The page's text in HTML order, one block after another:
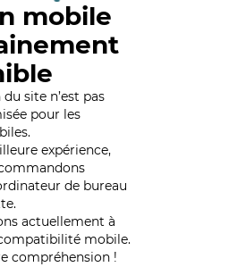
mobile
site n’est pas
pour les
expérience,
de bureau
actuellement à
mobile.
compréhension !